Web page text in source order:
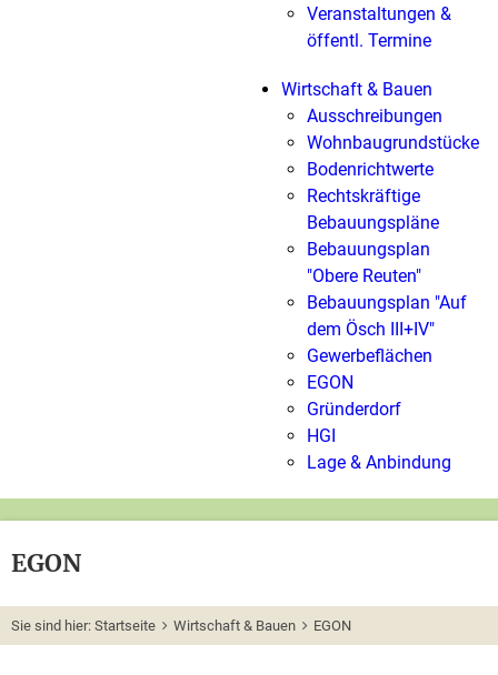
Veranstaltungen &
öffentl. Termine
Wirtschaft & Bauen
Ausschreibungen
Wohnbaugrundstücke
Bodenrichtwerte
Rechtskräftige
Bebauungspläne
Bebauungsplan
"Obere Reuten"
Bebauungsplan "Auf
dem Ösch III+IV"
Gewerbeflächen
EGON
Gründerdorf
HGI
Lage & Anbindung
EGON
Sie sind hier: Startseite Wirtschaft & Bauen EGON